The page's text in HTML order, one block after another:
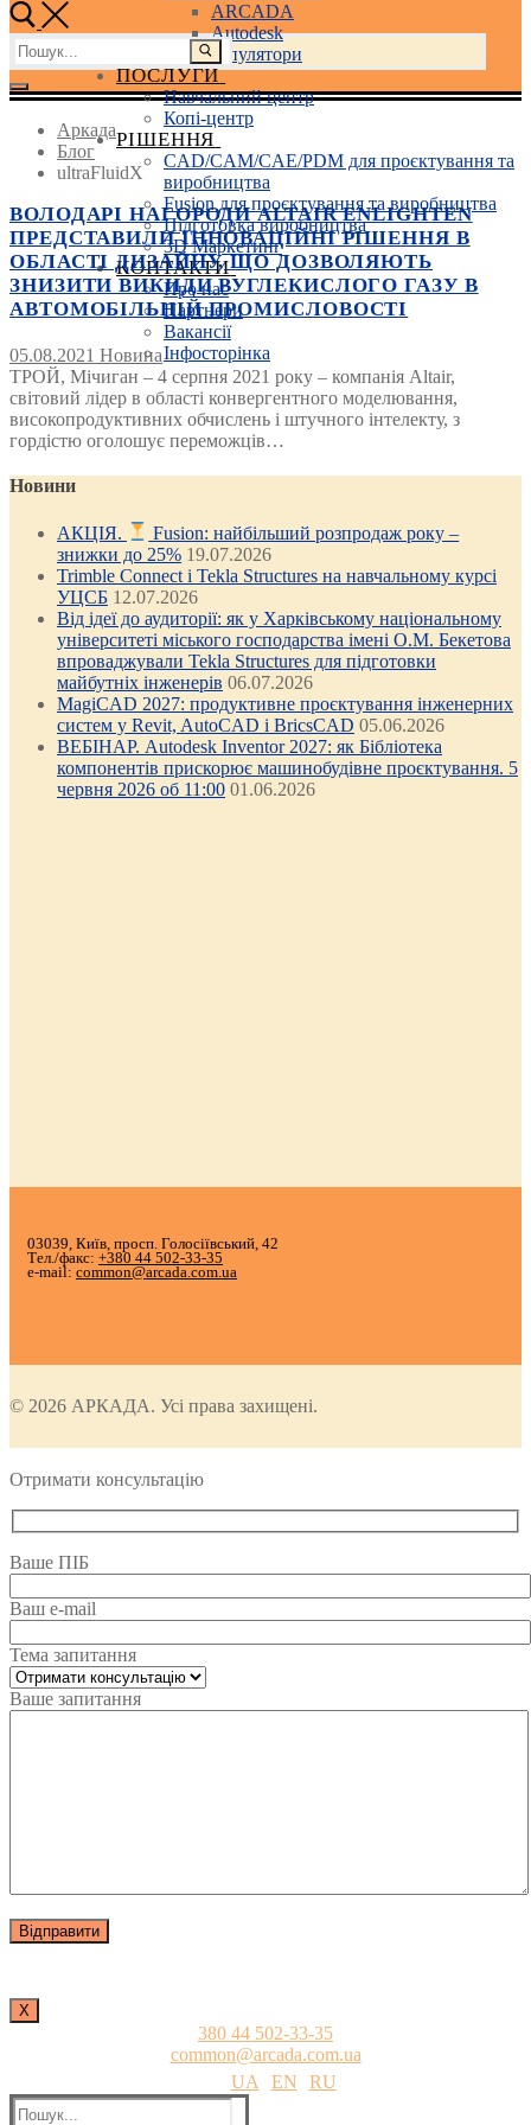
ARCADA
Autodesk
3D маніпулятори
ПОСЛУГИ
Навчальний центр
Копі-центр
РІШЕННЯ
CAD/CAM/CAE/PDM для проєктування та
виробництва
Fusion для проєктування та виробництва
Підготовка виробництва
3D Маркетинг
КОНТАКТИ
Про нас
Партнери
Вакансії
Інфосторінка
Пошук:
Аркада
Блог
ultraFluidX
ВОЛОДАРІ НАГОРОДИ ALTAIR ENLIGHTEN
ПРЕДСТАВИЛИ ІННОВАЦІЙНІ РІШЕННЯ В
ОБЛАСТІ ДИЗАЙНУ, ЩО ДОЗВОЛЯЮТЬ
ЗНИЗИТИ ВИКИДИ ВУГЛЕКИСЛОГО ГАЗУ В
АВТОМОБІЛЬНІЙ ПРОМИСЛОВОСТІ
05.08.2021 Новина
ТРОЙ, Мічиган – 4 серпня 2021 року – компанія Altair,
світовий лідер в області конвергентного моделювання,
високопродуктивних обчислень і штучного інтелекту, з
гордістю оголошує переможців…
Новини
АКЦІЯ.
Fusion: найбільший розпродаж року –
знижки до 25% 19.07.2026
Trimble Connect і Tekla Structures на навчальному курсі
УЦСБ 12.07.2026
Від ідеї до аудиторії: як у Харківському національному
університеті міського господарства імені О.М. Бекетова
впроваджували Tekla Structures для підготовки
майбутніх інженерів 06.07.2026
MagiCAD 2027: продуктивне проєктування інженерних
систем у Revit, AutoCAD і BricsCAD 05.06.2026
ВЕБІНАР. Autodesk Inventor 2027: як Бібліотека
компонентів прискорює машинобудівне проєктування. 5
червня 2026 об 11:00 01.06.2026
03039, Київ, просп. Голосіївський, 42
Тел./факс: +380 44 502-33-35
e-mail: common@arcada.com.ua
© 2026 АРКАДА. Усі права захищені.
Отримати консультацію
Ваше ПІБ
Ваш e-mail
Тема запитання
Ваше запитання
Х
380 44 502-33-35
common@arcada.com.ua
UA
EN
RU
Пошук: